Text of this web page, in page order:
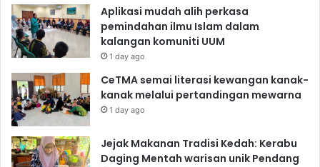
Aplikasi mudah alih perkasa
pemindahan ilmu Islam dalam
kalangan komuniti UUM
1 day ago
CeTMA semai literasi kewangan kanak-
kanak melalui pertandingan mewarna
1 day ago
Jejak Makanan Tradisi Kedah: Kerabu
Daging Mentah warisan unik Pendang